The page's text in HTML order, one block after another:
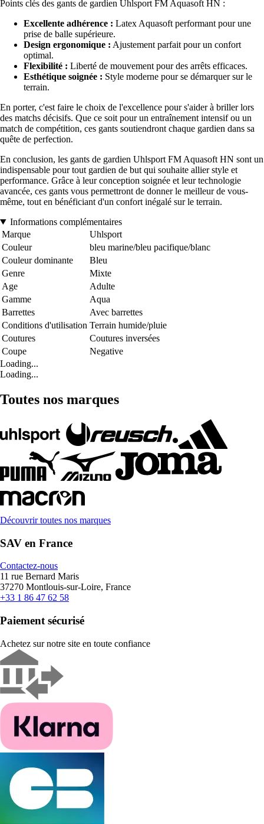
Points clés des gants de gardien Uhlsport FM Aquasoft HN :
Excellente adhérence : Latex Aquasoft performant pour une
prise de balle supérieure.
Design ergonomique : Ajustement parfait pour un confort
optimal.
Flexibilité : Liberté de mouvement pour des arrêts efficaces.
Esthétique soignée : Style moderne pour se démarquer sur le
terrain.
En porter, c'est faire le choix de l'excellence pour s'aider à briller lors
des matchs décisifs. Que ce soit pour un entraînement intensif ou un
match de compétition, ces gants soutiendront chaque gardien dans sa
quête de perfection.
En conclusion, les gants de gardien Uhlsport FM Aquasoft HN sont un
indispensable pour tout gardien de but qui souhaite allier style et
performance. Grâce à leur conception soignée et leur technologie
avancée, ces gants vous permettront de donner le meilleur de vous-
même, tout en bénéficiant d'un confort inégalé sur le terrain.
Informations complémentaires
Marque
Uhlsport
Couleur
bleu marine/bleu pacifique/blanc
Couleur dominante
Bleu
Genre
Mixte
Age
Adulte
Gamme
Aqua
Barrettes
Avec barrettes
Conditions d'utilisation Terrain humide/pluie
Coutures
Coutures inversées
Coupe
Negative
Loading...
Loading...
Toutes nos marques
Découvrir toutes nos marques
SAV en France
Contactez-nous
11 rue Bernard Maris
37270 Montlouis-sur-Loire, France
+33 1 86 47 62 58
Paiement sécurisé
Achetez sur notre site en toute confiance